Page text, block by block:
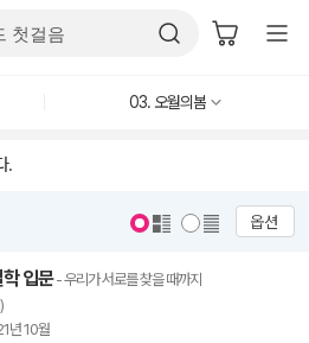
03. 오월의봄
.
옵션
입문- 우리가 서로를 찾을 때까지
년 10월